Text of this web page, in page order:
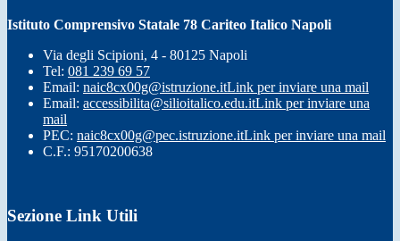
Istituto Comprensivo Statale 78 Cariteo Italico Napoli
Via degli Scipioni, 4 - 80125 Napoli
Tel: 081 239 69 57
Email: naic8cx00g@istruzione.itLink per inviare una mail
Email: accessibilita@silioitalico.edu.itLink per inviare una
mail
PEC: naic8cx00g@pec.istruzione.itLink per inviare una mail
C.F.: 95170200638
Sezione Link Utili